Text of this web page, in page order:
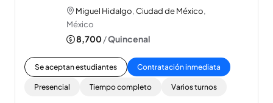
Miguel Hidalgo, Ciudad de México,
México
8,700/Quincenal
Se aceptan estudiantes Contratación inmediata
Presencial Tiempo completo Varios turnos